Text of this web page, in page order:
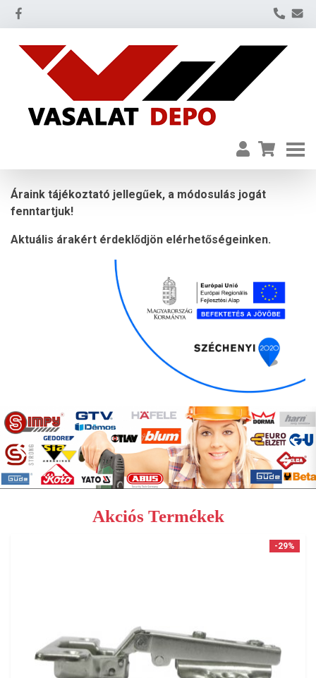
Áraink tájékoztató jellegűek, a módosulás jogát
fenntartjuk!
Aktuális árakért érdeklődjön elérhetőségeinken.
Akciós Termékek
-29%